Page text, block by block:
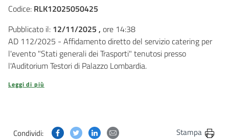
Codice: RLK12025050425
Pubblicato il: 12/11/2025 , ore 14:38
AD 112/2025 - Affidamento diretto del servizio catering per
l'evento "Stati generali dei Trasporti" tenutosi presso
l'Auditorium Testori di Palazzo Lombardia.
Leggi di più
Condividi: Condividi questa pagina su Facebook
Condividi questa pagina su Twitter
Condividi questa pagina su Linkedin
Condividi questa pagina via
Stampa